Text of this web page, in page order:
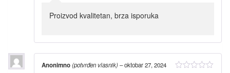
Proizvod kvalitetan, brza isporuka
Anonimno(potvrđen vlasnik)–oktobar 27, 2024